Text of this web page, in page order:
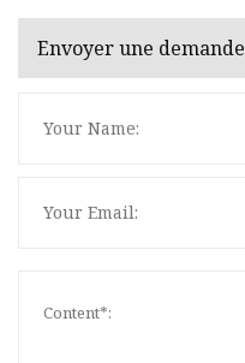
Envoyer une demande